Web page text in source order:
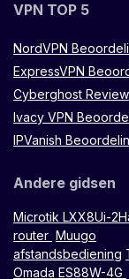
VPN TOP 5
NordVPN
ExpressVPN
Cyberghost Review
Ivacy VPN
IPVanish
Andere gidsen
Microtik LXX8Ui-
router Muugo
afstandsbediening
Omada ES88W-4G